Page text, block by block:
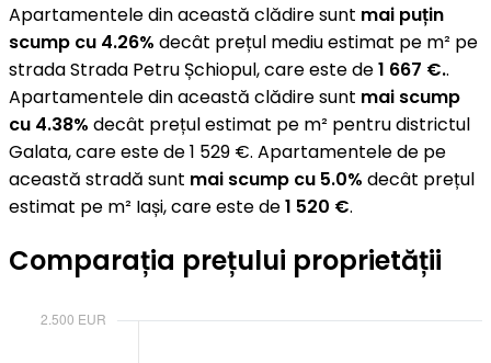
Apartamentele din această clădire sunt mai puțin
scump cu 4.26% decât prețul mediu estimat pe m² pe
strada Strada Petru Șchiopul, care este de1 667 €..
Apartamentele din această clădire sunt mai scump
cu 4.38% decât prețul estimat pe m² pentru districtul
Galata, care este de 1 529 €. Apartamentele de pe
această stradă sunt mai scump cu 5.0% decât prețul
estimat pe m² Iași, care este de1 520 €.
Comparația prețului proprietății